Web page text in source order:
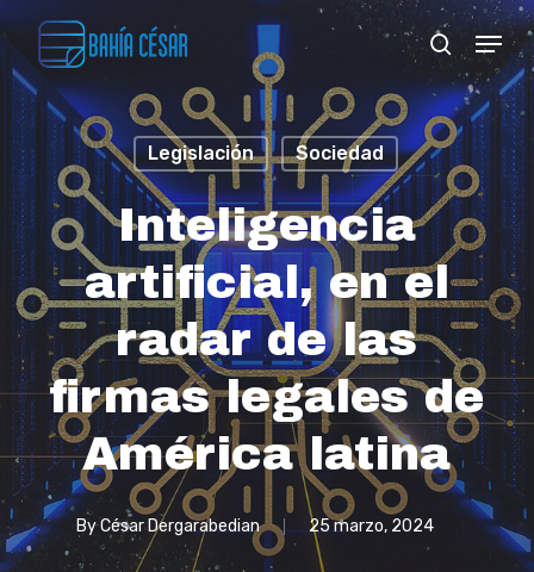
Skip
main
content
search
Menu
Legislación Sociedad
Inteligencia
artificial, en el
radar de las
firmas legales de
América latina
ByCésar Dergarabedian 25 marzo, 2024
Close
Menu